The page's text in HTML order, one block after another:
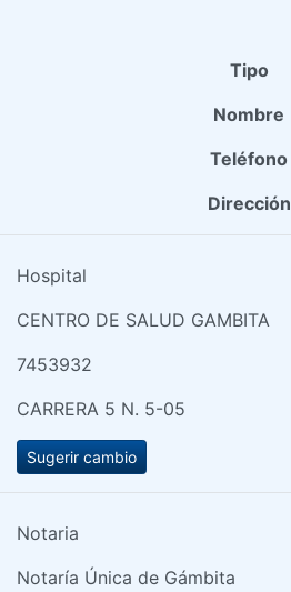
Tipo
Nombre
Teléfono
Dirección
Hospital
CENTRO DE SALUD GAMBITA
7453932
CARRERA 5 N. 5-05
Sugerir cambio
Notaria
Notaría Única de Gámbita